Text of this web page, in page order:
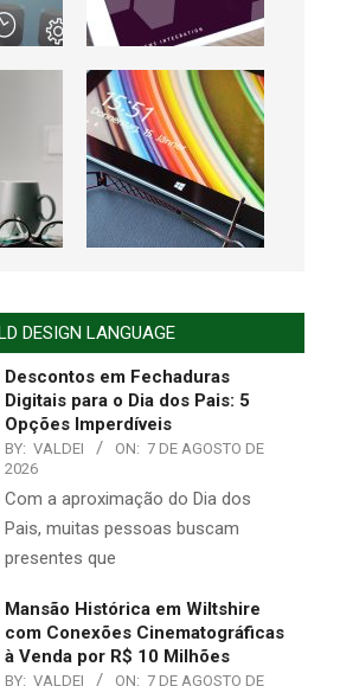
DESIGN LANGUAGE
Descontos em Fechaduras
Digitais para o Dia dos Pais: 5
Opções Imperdíveis
BY: VALDEI ON: 7 DE AGOSTO DE
2026
Com a aproximação do Dia dos
Pais, muitas pessoas buscam
presentes que
Mansão Histórica em Wiltshire
com Conexões Cinematográficas
à Venda por R$ 10 Milhões
BY: VALDEI ON: 7 DE AGOSTO DE